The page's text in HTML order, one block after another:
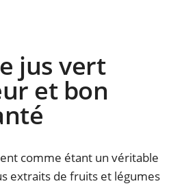
jus vert
et bon
comme étant un véritable
extraits de fruits et légumes